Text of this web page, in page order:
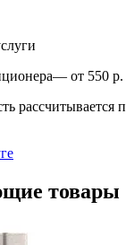
— от 550 р.
рассчитывается
товары